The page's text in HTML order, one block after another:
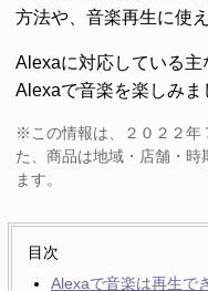
方法や、音楽再生に使
Alexaに対応している主
Alexaで音楽を楽しみま
※この情報は、２０２２年
た、商品は地域・店舗・時
ます。
目次
Alexaで音楽は再生で